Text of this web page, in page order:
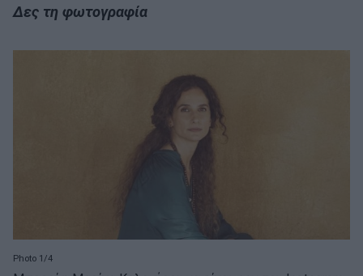
Δες τη φωτογραφία
Photo 1/4